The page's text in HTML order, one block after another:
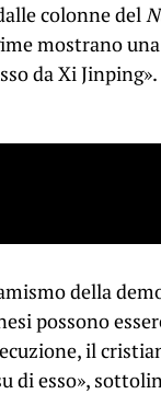
colonne del
mostrano
da Xi Jinping».
della
possono
il
di esso»,